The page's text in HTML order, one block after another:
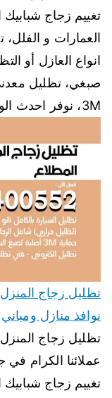
تغييم زجاج شبابيك
العمارات و الفلل،
انواع العازل أو
صبغي، تظليل
3M، نوفر احدث الوسائل و الأجهزة للعمل…
نوافذ منازل ومباني
تظليل زجاج
عملائنا الكرام
تغييم زجاج شبابيك